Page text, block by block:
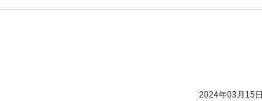
2024年03月15日